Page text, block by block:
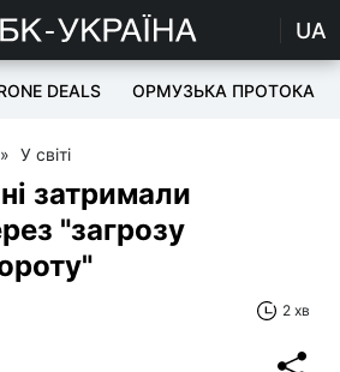
UA
DEALS ОРМУЗЬКА ПРОТОКА
» У світі
затримали
"загрозу
2 хв